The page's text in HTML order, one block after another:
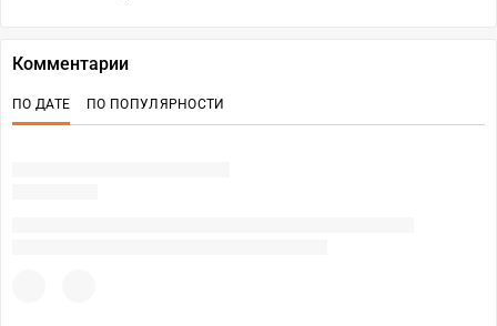
Комментарии
ПО ДАТЕ ПО ПОПУЛЯРНОСТИ